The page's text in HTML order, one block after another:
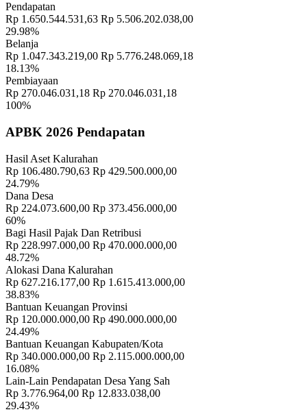
Informasi Lengkap Tentang BUMDes Yang Harus Anda Ketahui
Mei 2019
Pendapatan
Rp 1.650.544.531,63 Rp 5.506.202.038,00
29.98%
Belanja
Rp 1.047.343.219,00 Rp 5.776.248.069,18
18.13%
Pembiayaan
Rp 270.046.031,18 Rp 270.046.031,18
100%
APBK 2026 Pendapatan
Hasil Aset Kalurahan
Rp 106.480.790,63 Rp 429.500.000,00
24.79%
Dana Desa
Rp 224.073.600,00 Rp 373.456.000,00
60%
Bagi Hasil Pajak Dan Retribusi
Rp 228.997.000,00 Rp 470.000.000,00
48.72%
Alokasi Dana Kalurahan
Rp 627.216.177,00 Rp 1.615.413.000,00
38.83%
Bantuan Keuangan Provinsi
Rp 120.000.000,00 Rp 490.000.000,00
24.49%
Bantuan Keuangan Kabupaten/Kota
Rp 340.000.000,00 Rp 2.115.000.000,00
16.08%
Lain-Lain Pendapatan Desa Yang Sah
Rp 3.776.964,00 Rp 12.833.038,00
29.43%